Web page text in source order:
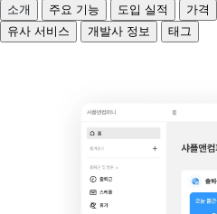
소개 주요 기능 도입 실적 가격
유사 서비스
개발사 정보 태그